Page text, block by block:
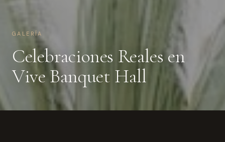
GALERÍA
Celebraciones Reales en
Vive Banquet Hall